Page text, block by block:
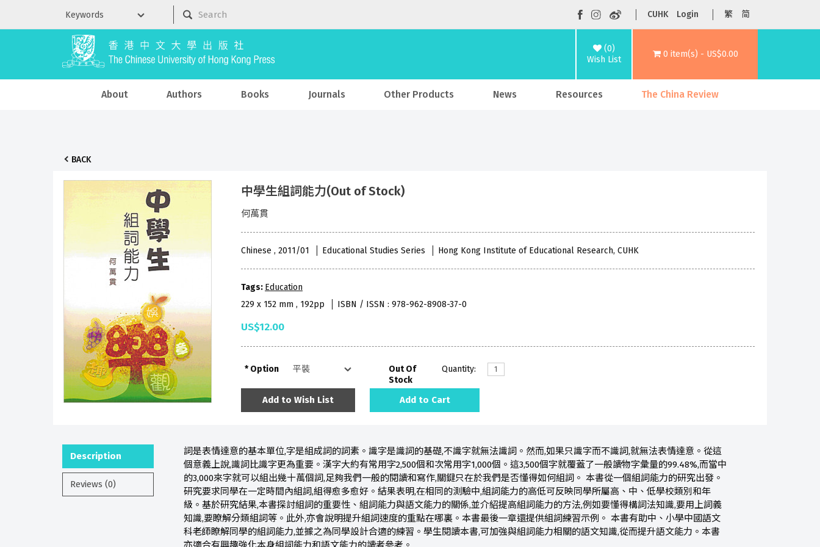
CUHK Login 繁 简
(0)
Wish List
0 item(s) - US$0.00
About Authors Books Journals Other Products News Resources The China Review
BACK
中學生組詞能力(Out of Stock)
何萬貫
Chinese , 2011/01 Educational Studies Series Hong Kong Institute of Educational Research, CUHK
Tags: Education
229 x 152 mm , 192pp
ISBN / ISSN : 978-962-8908-37-0
US$12.00
Option
Out Of
Stock
Quantity:
Add to Wish List Add to Cart
Description
Reviews (0)
詞是表情達意的基本單位,字是組成詞的詞素。識字是識詞的基礎,不識字就無法識詞。然而,如果只識字而不識詞,就無法表情達意。從這
個意義上說,識詞比識字更為重要。漢字大約有常用字2,500個和次常用字1,000個。這3,500個字就覆蓋了一般讀物字彙量的99.48%,而當中
的3,000來字就可以組出幾十萬個詞,足夠我們一般的閱讀和寫作,關鍵只在於我們是否懂得如何組詞。 本書從一個組詞能力的研究出發。
研究要求同學在一定時間內組詞,組得愈多愈好。結果表明,在相同的測驗中,組詞能力的高低可反映同學所屬高、中、低學校類別和年
級。基於研究結果,本書探討組詞的重要性、組詞能力與語文能力的關係,並介紹提高組詞能力的方法,例如要懂得構詞法知識,要用上詞義
知識,要瞭解分類組詞等。此外,亦會說明提升組詞速度的重點在哪裏。本書最後一章還提供組詞練習示例。 本書有助中、小學中國語文
科老師瞭解同學的組詞能力,並據之為同學設計合適的練習。學生閱讀本書,可加強與組詞能力相關的語文知識,從而提升語文能力。本書